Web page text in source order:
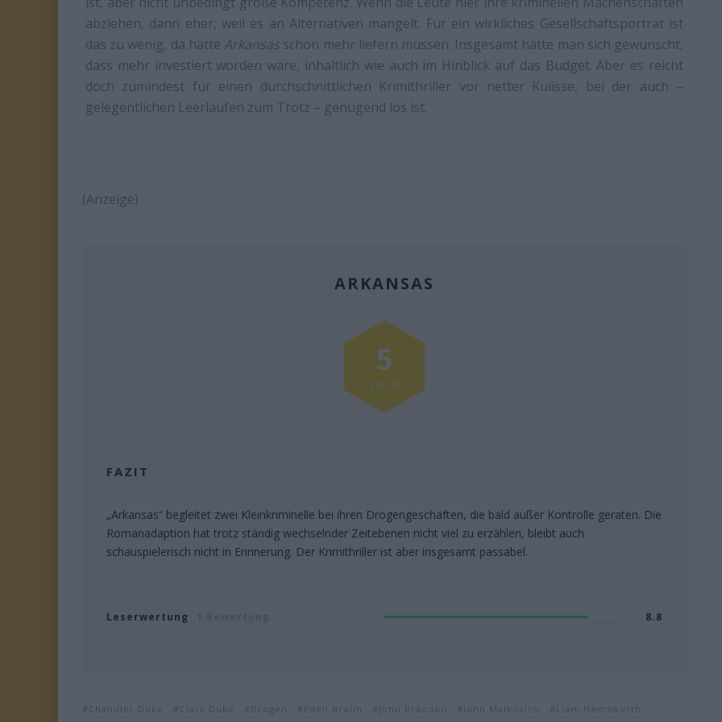
abziehen, dann eher, weil es an Alternativen mangelt. Für ein wirkliches Gesellschaftsporträt ist
das zu wenig, da hätte Arkansas schon mehr liefern müssen. Insgesamt hätte man sich gewünscht,
dass mehr investiert worden wäre, inhaltlich wie auch im Hinblick auf das Budget. Aber es reicht
doch zumindest für einen durchschnittlichen Krimithriller vor netter Kulisse, bei der auch –
gelegentlichen Leerläufen zum Trotz – genügend los ist.
(Anzeige)
ARKANSAS
FAZIT
„Arkansas“ begleitet zwei Kleinkriminelle bei ihren Drogengeschäften, die bald außer Kontrolle geraten. Die
Romanadaption hat trotz ständig wechselnder Zeitebenen nicht viel zu erzählen, bleibt auch
schauspielerisch nicht in Erinnerung. Der Krimithriller ist aber insgesamt passabel.
Leserwertung 8.8
5
von 10
Chandler Duke Clark Duke Drogen Eden Brolin John Brandon John Malkovich Liam Hemsworth